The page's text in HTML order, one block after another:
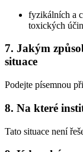
fyzikálních a
toxických
7. Jakým
situace
Podejte písemnou
8. Na které
Tato situace není